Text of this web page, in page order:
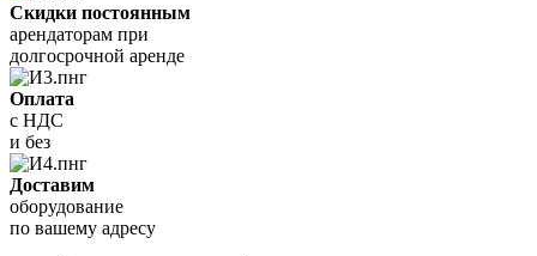
Скидки постоянным
арендаторам при
долгосрочной аренде
Оплата
с НДС
и без
Доставим
оборудование
по вашему адресу